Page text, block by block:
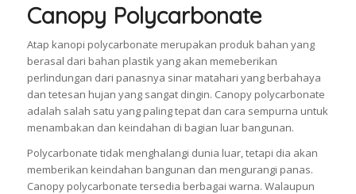
Canopy Polycarbonate
Atap kanopi polycarbonate merupakan produk bahan yang
berasal dari bahan plastik yang akan memeberikan
perlindungan dari panasnya sinar matahari yang berbahaya
dan tetesan hujan yang sangat dingin. Canopy polycarbonate
adalah salah satu yang paling tepat dan cara sempurna untuk
menambakan dan keindahan di bagian luar bangunan.
Polycarbonate tidak menghalangi dunia luar, tetapi dia akan
memberikan keindahan bangunan dan mengurangi panas.
Canopy polycarbonate tersedia berbagai warna. Walaupun